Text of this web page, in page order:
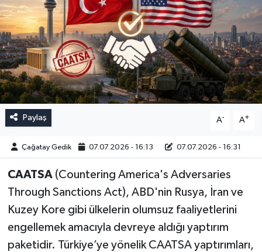
Paylaş A- A+
Çağatay Gedik 07.07.2026 - 16:13 07.07.2026 - 16:31
CAATSA (Countering America's Adversaries
Through Sanctions Act), ABD'nin Rusya, İran ve
Kuzey Kore gibi ülkelerin olumsuz faaliyetlerini
engellemek amacıyla devreye aldığı yaptırım
paketidir. Türkiye’ye yönelik CAATSA yaptırımları,